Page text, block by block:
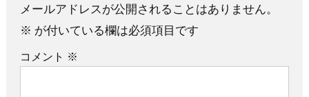
メールアドレスが公開されることはありません。
※ が付いている欄は必須項目です
コメント ※